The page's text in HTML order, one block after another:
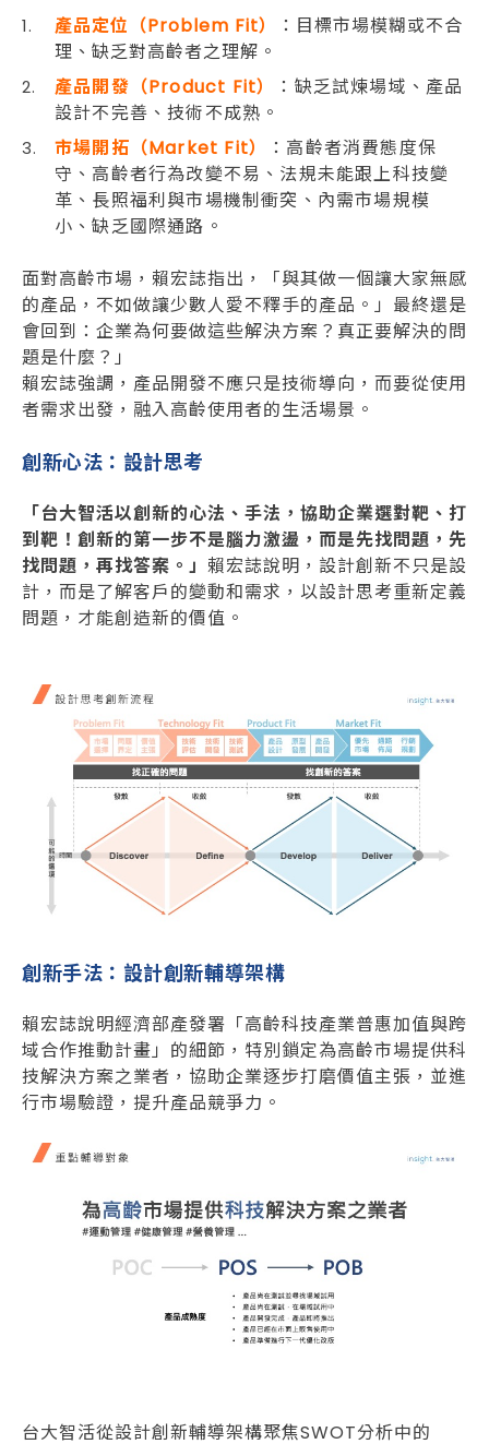
產品定位（Problem Fit）
：目標市場模糊或不合
理、缺乏對高齡者之理解。
產品開發（Product Fit）
：缺乏試煉場域、產品
設計不完善、技術不成熟。
市場開拓（Market Fit）
：高齡者消費態度保
守、高齡者行為改變不易、法規未能跟上科技變
革、長照福利與市場機制衝突、內需市場規模
小、缺乏國際通路。
面對高齡市場，賴宏誌指出，「與其做一個讓大家無感
的產品，不如做讓少數人愛不釋手的產品。」最終還是
會回到：企業為何要做這些解決方案？真正要解決的問
題是什麼？」
賴宏誌強調，產品開發不應只是技術導向，而要從使用
者需求出發，融入高齡使用者的生活場景。
創新心法：設計思考
「台大智活以創新的心法、手法，協助企業選對靶、打
到靶！創新的第一步不是腦力激盪，而是先找問題，先
找問題，再找答案。」 賴宏誌說明，設計創新不只是設
計，而是了解客戶的變動和需求，以設計思考重新定義
問題，才能創造新的價值。
創新手法：設計創新輔導架構
賴宏誌說明經濟部產發署「高齡科技產業普惠加值與跨
域合作推動計畫」的細節，特別鎖定為高齡市場提供科
技解決方案之業者，協助企業逐步打磨價值主張，並進
行市場驗證，提升產品競爭力。
台大智活從設計創新輔導架構聚焦SWOT分析中的